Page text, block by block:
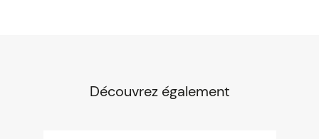
Découvrez également